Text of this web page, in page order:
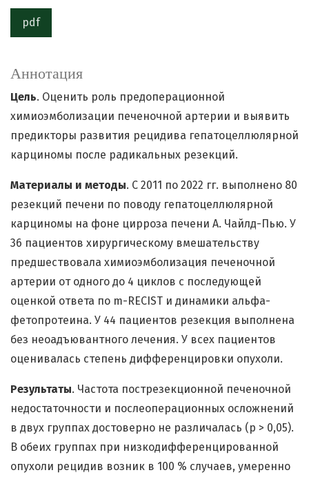
pdf
Аннотация
Цель. Оценить роль предоперационной
химиоэмболизации печеночной артерии и выявить
предикторы развития рецидива гепатоцеллюлярной
карциномы после радикальных резекций.
Материалы и методы. С 2011 по 2022 гг. выполнено 80
резекций печени по поводу гепатоцеллюлярной
карциномы на фоне цирроза печени А. Чайлд-Пью. У
36 пациентов хирургическому вмешательству
предшествовала химиоэмболизация печеночной
артерии от одного до 4 циклов с последующей
оценкой ответа по m-RECIST и динамики альфа-
фетопротеина. У 44 пациентов резекция выполнена
без неоадъювантного лечения. У всех пациентов
оценивалась степень дифференцировки опухоли.
Результаты. Частота пострезекционной печеночной
недостаточности и послеоперационных осложнений
в двух группах достоверно не различалась (p > 0,05).
В обеих группах при низкодифференцированной
опухоли рецидив возник в 100 % случаев, умеренно